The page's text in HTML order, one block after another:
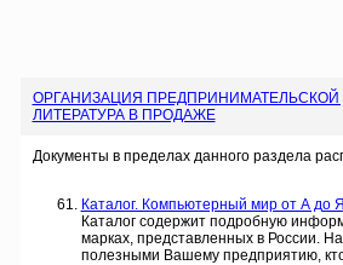
ОРГАНИЗАЦИЯ ПРЕДПРИНИМАТЕЛЬСКОЙ
ЛИТЕРАТУРА В ПРОДАЖЕ
Документы в пределах данного раздела
Каталог. Компьютерный мир от А до
Каталог содержит подробную
марках, представленных в России.
полезными Вашему предприятию,